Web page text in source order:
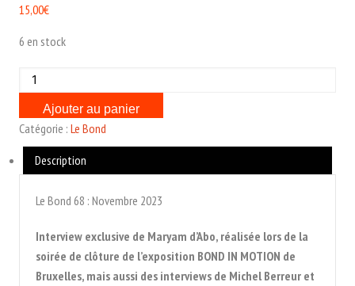
15,00€
6 en stock
quantité
de
Bond
68
Ajouter au panier
Catégorie : Le Bond
Description
Le Bond 68 : Novembre 2023
Interview exclusive de Maryam d’Abo, réalisée lors de la
soirée de clôture de l’exposition BOND IN MOTION de
Bruxelles, mais aussi des interviews de Michel Berreur et